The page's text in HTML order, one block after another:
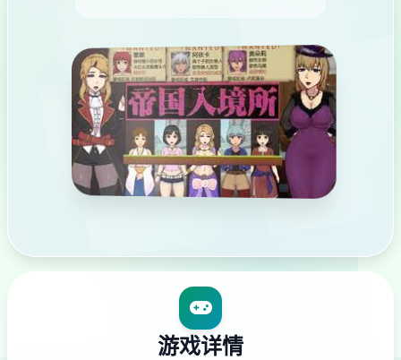
游戏详情